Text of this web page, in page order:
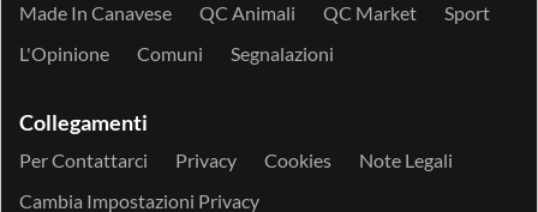
Made In Canavese
QC Animali QC Market
Sport
L'Opinione
Comuni Segnalazioni
Collegamenti
Per Contattarci Privacy Cookies
Note Legali
Cambia Impostazioni Privacy